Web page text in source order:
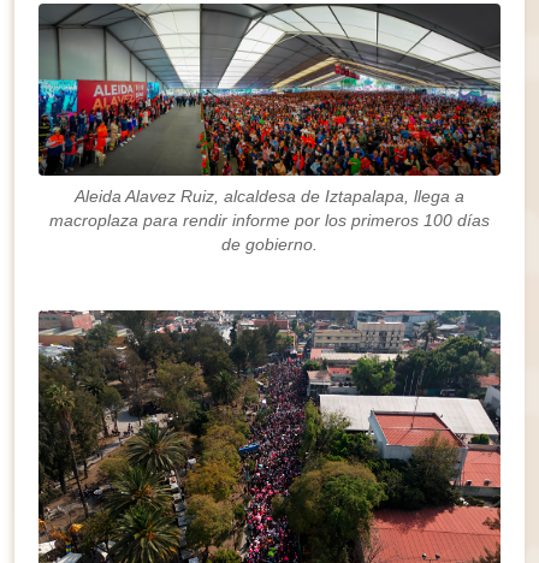
Aleida Alavez Ruiz, alcaldesa de Iztapalapa, llega a
macroplaza para rendir informe por los primeros 100 días
de gobierno.